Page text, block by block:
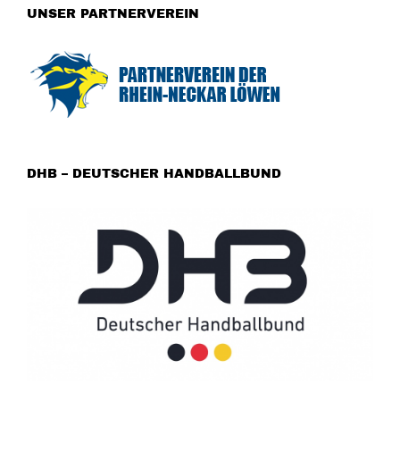
UNSER PARTNERVEREIN
DHB – DEUTSCHER HANDBALLBUND